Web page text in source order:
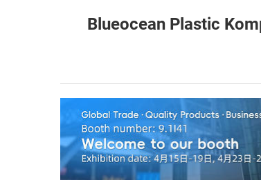
Blueocean Plastic